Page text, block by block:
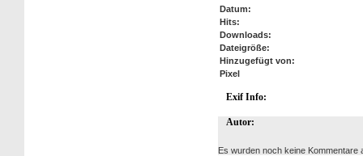
Datum:
Hits:
Downloads:
Dateigröße:
Hinzugefügt von:
Pixel
Exif Info:
Autor:
Es wurden noch keine Kommentare